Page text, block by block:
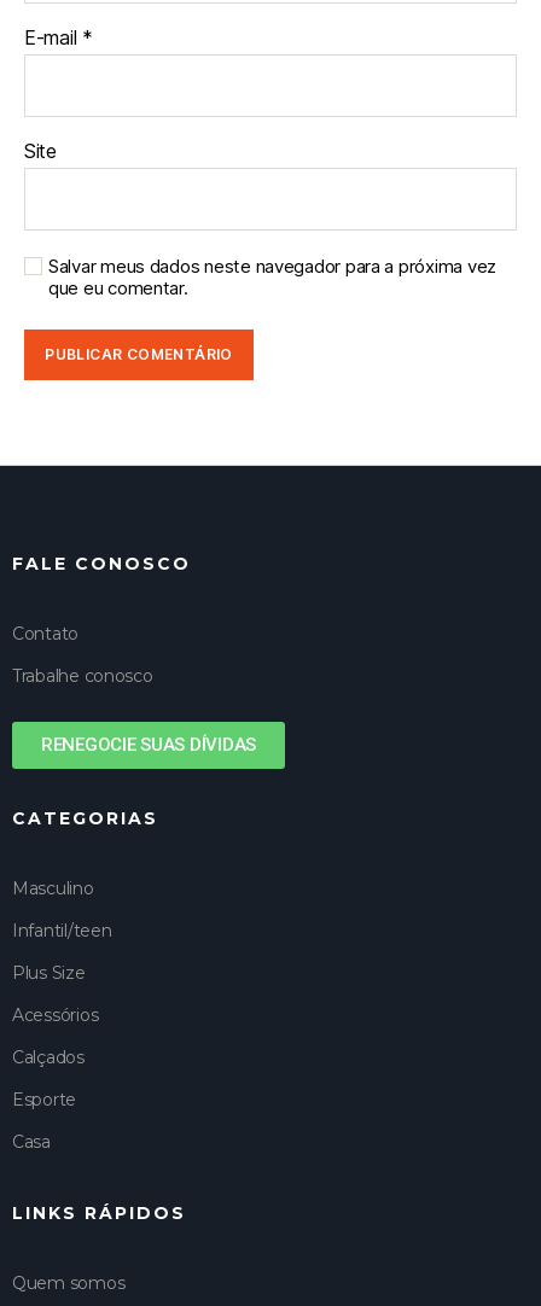
E-mail *
Site
Salvar meus dados neste navegador para a próxima vez
que eu comentar.
FALE CONOSCO
Contato
Trabalhe conosco
RENEGOCIE SUAS DÍVIDAS
CATEGORIAS
Masculino
Infantil/teen
Plus Size
Acessórios
Calçados
Esporte
Casa
LINKS RÁPIDOS
Quem somos